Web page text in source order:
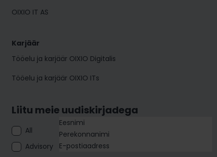
OIXIO IT AS
Karjäär
Tööelu ja karjäär OIXIO Digitalis
Tööelu ja karjäär OIXIO ITs
Liitu meie uudiskirjadega
All
Advisory